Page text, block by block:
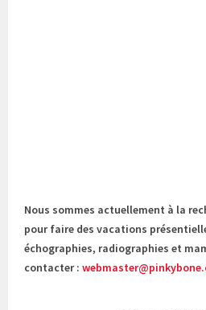
Nous sommes actuellement à la
pour faire des vacations
échographies, radiographies et
contacter :